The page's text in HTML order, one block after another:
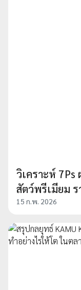
วิเคราะห์
สัตว์พรีเมียม
15 ก.พ. 2026